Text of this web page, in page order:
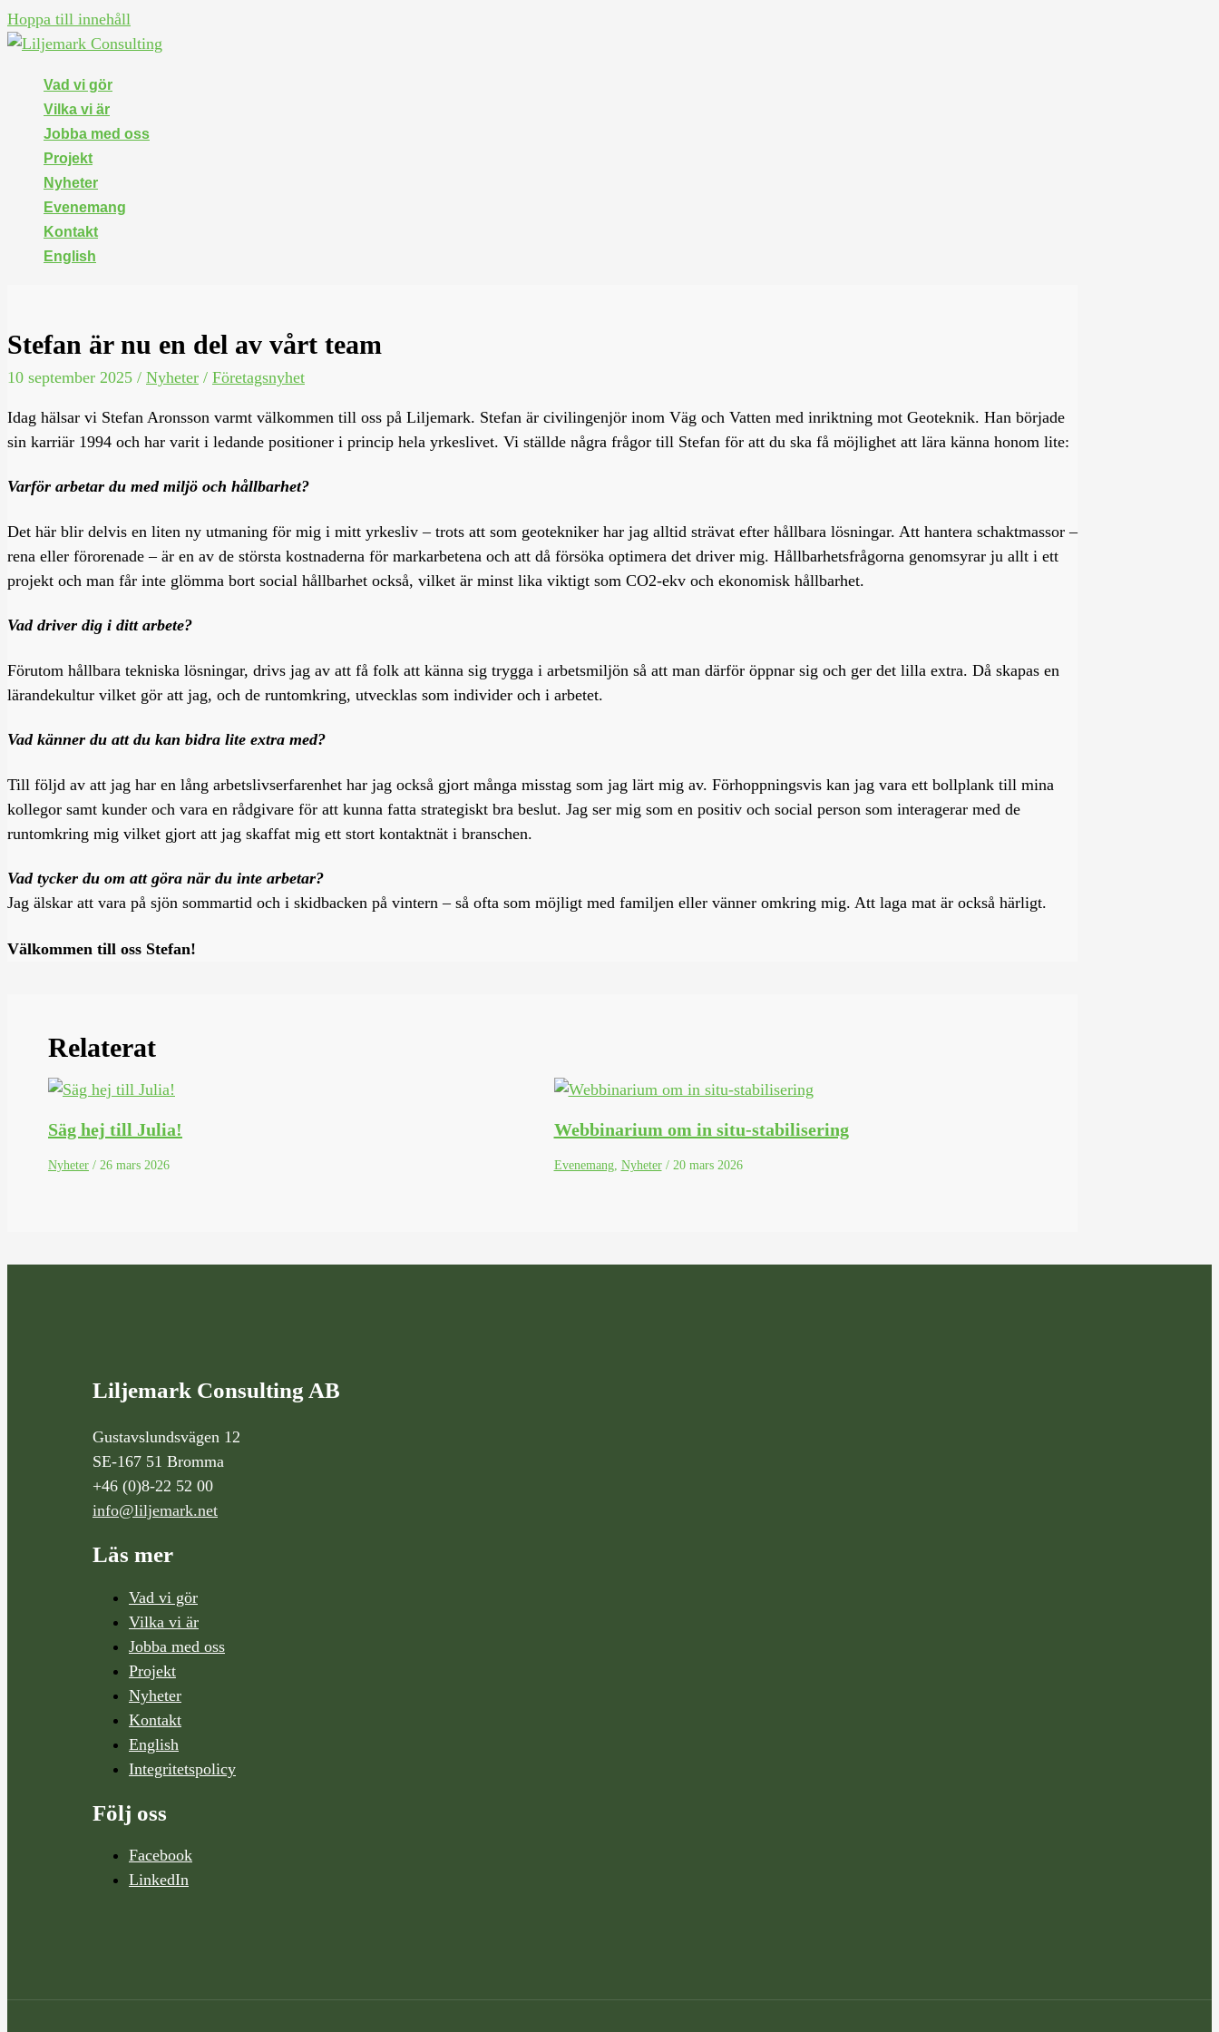
Hoppa till innehåll
Vad vi gör
Vilka vi är
Jobba med oss
Projekt
Nyheter
Evenemang
Kontakt
English
Stefan är nu en del av vårt team
10 september 2025 / Nyheter / Företagsnyhet
Idag hälsar vi Stefan Aronsson varmt välkommen till oss på Liljemark. Stefan är civilingenjör inom Väg och Vatten med inriktning mot Geoteknik. Han började
sin karriär 1994 och har varit i ledande positioner i princip hela yrkeslivet. Vi ställde några frågor till Stefan för att du ska få möjlighet att lära känna honom lite:
Varför arbetar du med miljö och hållbarhet?
Det här blir delvis en liten ny utmaning för mig i mitt yrkesliv – trots att som geotekniker har jag alltid strävat efter hållbara lösningar. Att hantera schaktmassor –
rena eller förorenade – är en av de största kostnaderna för markarbetena och att då försöka optimera det driver mig. Hållbarhetsfrågorna genomsyrar ju allt i ett
projekt och man får inte glömma bort social hållbarhet också, vilket är minst lika viktigt som CO2-ekv och ekonomisk hållbarhet.
Vad driver dig i ditt arbete?
Förutom hållbara tekniska lösningar, drivs jag av att få folk att känna sig trygga i arbetsmiljön så att man därför öppnar sig och ger det lilla extra. Då skapas en
lärandekultur vilket gör att jag, och de runtomkring, utvecklas som individer och i arbetet.
Vad känner du att du kan bidra lite extra med?
Till följd av att jag har en lång arbetslivserfarenhet har jag också gjort många misstag som jag lärt mig av. Förhoppningsvis kan jag vara ett bollplank till mina
kollegor samt kunder och vara en rådgivare för att kunna fatta strategiskt bra beslut. Jag ser mig som en positiv och social person som interagerar med de
runtomkring mig vilket gjort att jag skaffat mig ett stort kontaktnät i branschen.
Vad tycker du om att göra när du inte arbetar?
Jag älskar att vara på sjön sommartid och i skidbacken på vintern – så ofta som möjligt med familjen eller vänner omkring mig. Att laga mat är också härligt.
Välkommen till oss Stefan!
Relaterat
Säg hej till Julia!
Nyheter / 26 mars 2026
Webbinarium om in situ-stabilisering
Evenemang, Nyheter/ 20 mars 2026
Liljemark Consulting AB
Gustavslundsvägen 12
SE-167 51 Bromma
+46 (0)8-22 52 00
info@liljemark.net
Läs mer
Vad vi gör
Vilka vi är
Jobba med oss
Projekt
Nyheter
Kontakt
English
Integritetspolicy
Följ oss
Facebook
LinkedIn